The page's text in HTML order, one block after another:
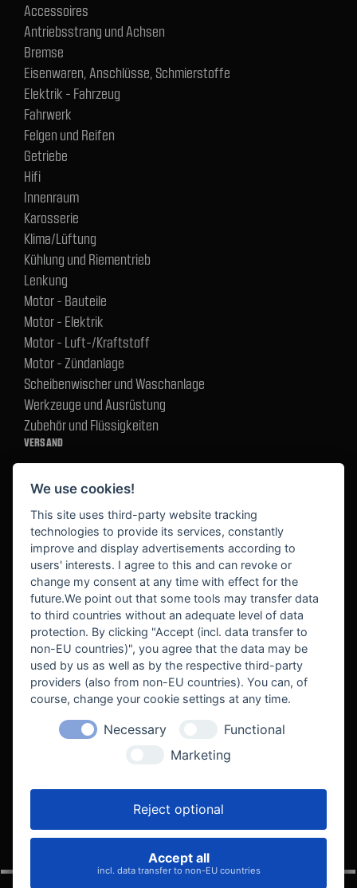
Accessoires
Antriebsstrang und Achsen
Bremse
Eisenwaren, Anschlüsse, Schmierstoffe
Elektrik - Fahrzeug
Fahrwerk
Felgen und Reifen
Getriebe
Hifi
Innenraum
Karosserie
Klima/Lüftung
Kühlung und Riementrieb
Lenkung
Motor - Bauteile
Motor - Elektrik
Motor - Luft-/Kraftstoff
Motor - Zündanlage
Scheibenwischer und Waschanlage
Werkzeuge und Ausrüstung
Zubehör und Flüssigkeiten
VERSAND
BEKANNT AUS
VELOCITY AUTOMOTIVE
We use cookies!
This site uses third-party website tracking
technologies to provide its services, constantly
improve and display advertisements according to
users' interests. I agree to this and can revoke or
change my consent at any time with effect for the
future.We point out that some tools may transfer data
to third countries without an adequate level of data
protection. By clicking "Accept (incl. data transfer to
non-EU countries)", you agree that the data may be
used by us as well as by the respective third-party
providers (also from non-EU countries). You can, of
course, change your cookie settings at any time.
Necessary
Functional
Marketing
Reject optional
Accept all
incl. data transfer to non-EU countries